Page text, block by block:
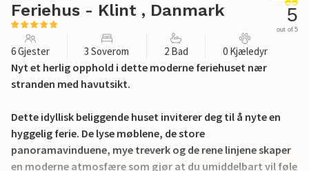
Feriehus - Klint , Danmark 5
out of 5
6 Gjester 3 Soverom 2 Bad 0 Kjæledyr
Nyt et herlig opphold i dette moderne feriehuset nær
stranden med havutsikt.
Dette idyllisk beliggende huset inviterer deg til å nyte en
hyggelig ferie. De lyse møblene, de store
panoramavinduene, mye treverk og de rene linjene skaper
en moderne atmosfære som gjør at du umiddelbart vil føle